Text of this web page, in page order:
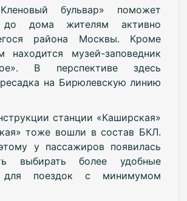
бульвар» поможет
до дома жителям активно
района Москвы. Кроме
находится музей-заповедник
В перспективе здесь
на Бирюлевскую линию
станции «Каширская»
тоже вошли в состав БКЛ.
у пассажиров появилась
выбирать более удобные
для поездок с минимумом